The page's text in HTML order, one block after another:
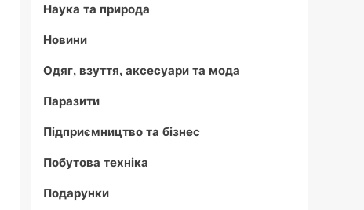
Наука та природа
Новини
Одяг, взуття, аксесуари та мода
Паразити
Підприємництво та бізнес
Побутова техніка
Подарунки